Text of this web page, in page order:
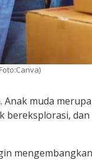
muda
bereksplorasi,